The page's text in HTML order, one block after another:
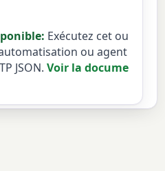
Exécutez cet ou
ou agent
JSON. Voir la docume